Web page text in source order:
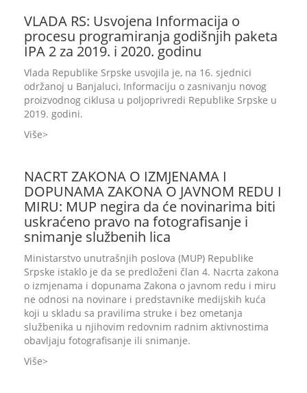
VLADA RS: Usvojena Informacija o
procesu programiranja godišnjih paketa
IPA 2 za 2019. i 2020. godinu
Vlada Republike Srpske usvojila je, na 16. sjednici
održanoj u Banjaluci, Informaciju o zasnivanju novog
proizvodnog ciklusa u poljoprivredi Republike Srpske u
2019. godini.
Više
NACRT ZAKONA O IZMJENAMA I
DOPUNAMA ZAKONA O JAVNOM REDU I
MIRU: MUP negira da će novinarima biti
uskraćeno pravo na fotografisanje i
snimanje službenih lica
Ministarstvo unutrašnjih poslova (MUP) Republike
Srpske istaklo je da se predloženi član 4. Nacrta zakona
o izmjenama i dopunama Zakona o javnom redu i miru
ne odnosi na novinare i predstavnike medijskih kuća
koji u skladu sa pravilima struke i bez ometanja
službenika u njihovim redovnim radnim aktivnostima
obavljaju fotografisanje ili snimanje.
Više